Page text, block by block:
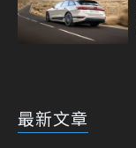
最新文章